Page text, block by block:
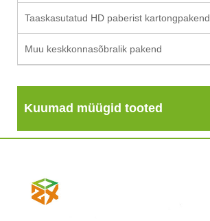
Taaskasutatud HD paberist kartongpakend
Muu keskkonnasõbralik pakend
Kuumad müügid tooted